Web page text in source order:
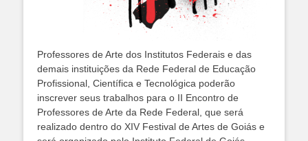
Professores de Arte dos Institutos Federais e das
demais instituições da Rede Federal de Educação
Profissional, Científica e Tecnológica poderão
inscrever seus trabalhos para o II Encontro de
Professores de Arte da Rede Federal, que será
realizado dentro do XIV Festival de Artes de Goiás e